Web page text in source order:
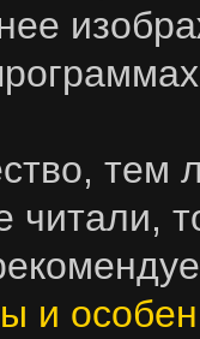
тем
читали,
и